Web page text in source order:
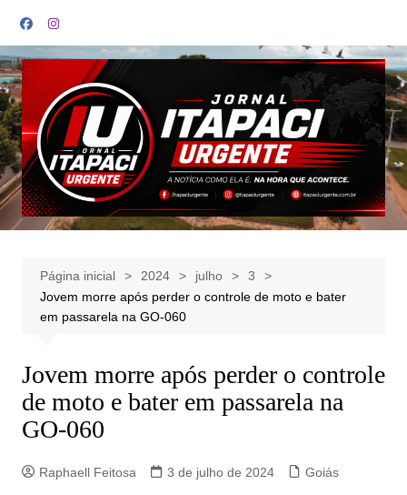
para
o
conteúdo
Página inicial 2024 julho
3
Jovem morre após perder o controle de moto e bater
em passarela na GO-060
Jovem morre após perder o controle
de moto e bater em passarela na
GO-060
Raphaell Feitosa 3 de julho de 2024 Goiás